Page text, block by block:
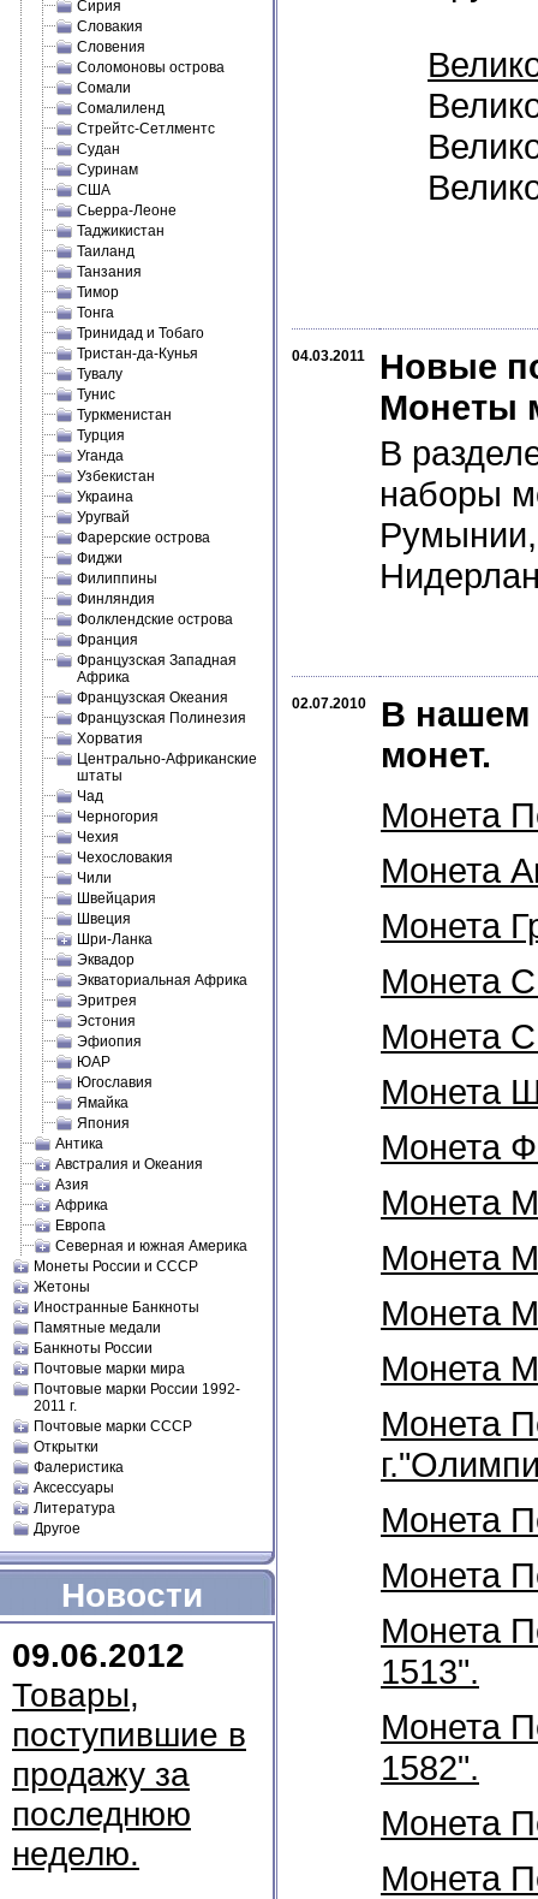
Сирия
Словакия
Словения
Соломоновы острова
Сомали
Сомалиленд
Стрейтс-Сетлментс
Судан
Суринам
США
Сьерра-Леоне
Таджикистан
Таиланд
Танзания
Тимор
Тонга
Тринидад и Тобаго
Тристан-да-Кунья
Тувалу
Тунис
Туркменистан
Турция
Уганда
Узбекистан
Украина
Уругвай
Фарерские острова
Фиджи
Филиппины
Финляндия
Фолклендские острова
Франция
Французская Западная
Африка
Французская Океания
Французская Полинезия
Хорватия
Центрально-Африканские
штаты
Чад
Черногория
Чехия
Чехословакия
Чили
Швейцария
Швеция
Шри-Ланка
Эквадор
Экваториальная Африка
Эритрея
Эстония
Эфиопия
ЮАР
Югославия
Ямайка
Япония
Антика
Австралия и Океания
Азия
Африка
Европа
Северная и южная Америка
Монеты России и СССР
Жетоны
Иностранные Банкноты
Памятные медали
Банкноты России
Почтовые марки мира
Почтовые марки России 1992-
2011 г.
Почтовые марки СССР
Открытки
Фалеристика
Аксессуары
Литература
Другое
Новости
09.06.2012
Товары,
поступившие в
продажу за
последнюю
неделю.
04.03.2011
Новые
Монеты
В
наборы
02.07.2010
В нашем
монет.
Монета
Монета
Монета
Монета
Монета
Монета
Монета
Монета
Монета
Монета
Монета
Монета
Монета
Монета
Монета
1513".
Монета
1582".
Монета
Монета